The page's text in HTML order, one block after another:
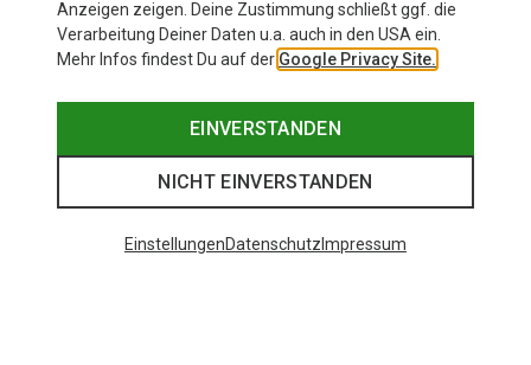
Anzeigen zeigen. Deine Zustimmung schließt ggf. die
Verarbeitung Deiner Daten u.a. auch in den USA ein.
Mehr Infos findest Du auf der Google Privacy Site.
EINVERSTANDEN
NICHT EINVERSTANDEN
EinstellungenDatenschutz Impressum